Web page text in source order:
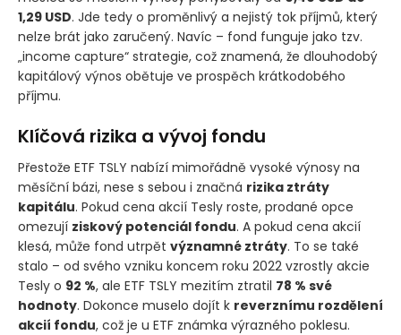
1,29 USD. Jde tedy o proměnlivý a nejistý tok příjmů, který
nelze brát jako zaručený. Navíc – fond funguje jako tzv.
„income capture“ strategie, což znamená, že dlouhodobý
kapitálový výnos obětuje ve prospěch krátkodobého
příjmu.
Klíčová rizika a vývoj fondu
Přestože ETF TSLY nabízí mimořádně vysoké výnosy na
měsíční bázi, nese s sebou i značná rizika ztráty
kapitálu. Pokud cena akcií Tesly roste, prodané opce
omezují ziskový potenciál fondu. A pokud cena akcií
klesá, může fond utrpět významné ztráty. To se také
stalo – od svého vzniku koncem roku 2022 vzrostly akcie
Tesly o 92 %, ale ETF TSLY mezitím ztratil 78 % své
hodnoty. Dokonce muselo dojít k reverznímu rozdělení
akcií fondu, což je u ETF známka výrazného poklesu.